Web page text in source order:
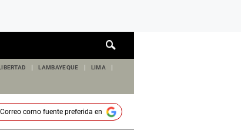
de
LAMBAYEQUE LIMA
Correocomo fuente preferida en